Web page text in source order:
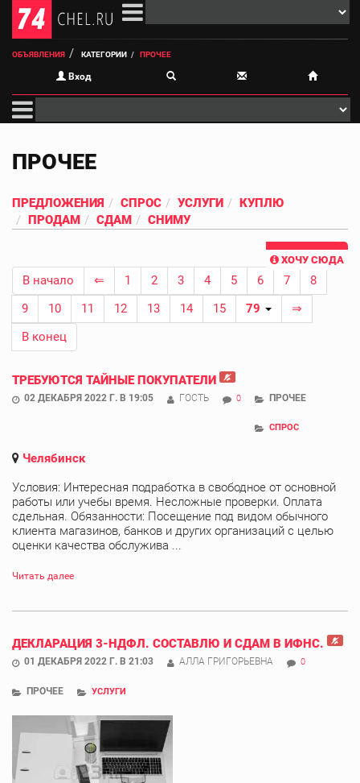
ОБЪЯВЛЕНИЯ КАТЕГОРИИ ПРОЧЕЕ
Вход
ПРОЧЕЕ
ПРЕДЛОЖЕНИЯ СПРОС УСЛУГИ
КУПЛЮ
ПРОДАМ
СДАМ СНИМУ
ХОЧУ СЮДА
В начало ⇐ 1 2 3 4 5 6 7
8
9
10 11 12 13 14 15 79
⇒
В конец
ТРЕБУЮТСЯ ТАЙНЫЕ ПОКУПАТЕЛИ
02 ДЕКАБРЯ 2022 Г. В 19:05 ГОСТЬ 0 ПРОЧЕЕ
СПРОС
Челябинск
Условия: Интересная подработка в свободное от основной
работы или учебы время. Несложные проверки. Оплата
сдельная. Обязанности: Посещение под видом обычного
клиента магазинов, банков и других организаций с целью
оценки качества обслужива ...
Читать далее
ДЕКЛАРАЦИЯ 3-НДФЛ. СОСТАВЛЮ И СДАМ В ИФНС.
01 ДЕКАБРЯ 2022 Г. В 21:03 АЛЛА ГРИГОРЬЕВНА 0
ПРОЧЕЕ УСЛУГИ